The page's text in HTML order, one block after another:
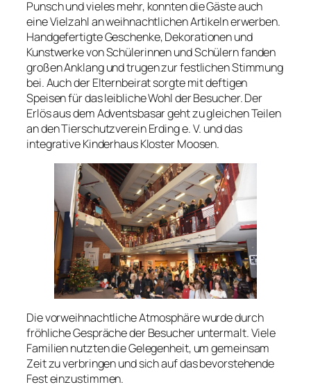
Punsch und vieles mehr, konnten die Gäste auch
eine Vielzahl an weihnachtlichen Artikeln erwerben.
Handgefertigte Geschenke, Dekorationen und
Kunstwerke von Schülerinnen und Schülern fanden
großen Anklang und trugen zur festlichen Stimmung
bei. Auch der Elternbeirat sorgte mit deftigen
Speisen für das leibliche Wohl der Besucher. Der
Erlös aus dem Adventsbasar geht zu gleichen Teilen
an den Tierschutzverein Erding e. V. und das
integrative Kinderhaus Kloster Moosen.
Die vorweihnachtliche Atmosphäre wurde durch
fröhliche Gespräche der Besucher untermalt. Viele
Familien nutzten die Gelegenheit, um gemeinsam
Zeit zu verbringen und sich auf das bevorstehende
Fest einzustimmen.